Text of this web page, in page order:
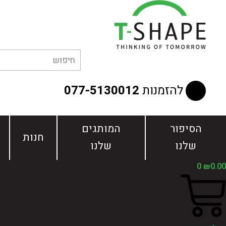
להזמנות 077-5130012
הסיפור
שלנו
המותגים
שלנו
חנות
₪0.00
0